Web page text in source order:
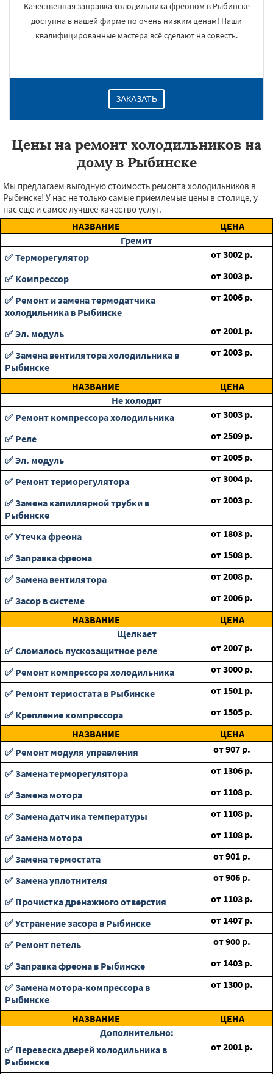
Качественная заправка холодильника фреоном в Рыбинске
доступна в нашей фирме по очень низким ценам! Наши
квалифицированные мастера всё сделают на совесть.
ЗАКАЗАТЬ
Цены на ремонт холодильников на
дому в Рыбинске
Мы предлагаем выгодную стоимость ремонта холодильников в
Рыбинске! У нас не только самые приемлемые цены в столице, у
нас ещё и самое лучшее качество услуг.
НАЗВАНИЕ
ЦЕНА
Гремит
✅ Терморегулятор
от3002 р.
✅ Компрессор
от3003 р.
✅ Ремонт и замена термодатчика
холодильника в Рыбинске
от2006 р.
✅ Эл. модуль от2001 р.
✅ Замена вентилятора холодильника в
Рыбинске
от2003 р.
НАЗВАНИЕ
ЦЕНА
Не холодит
✅ Ремонт компрессора холодильника
от3003 р.
✅ Реле
от2509 р.
✅ Эл. модуль
от2005 р.
✅ Ремонт терморегулятора
от3004 р.
✅ Замена капиллярной трубки в
Рыбинске
от2003 р.
✅ Утечка фреона от 1803 р.
✅ Заправка фреона
от 1508 р.
✅ Замена вентилятора
от2008 р.
✅ Засор в системе
от2006 р.
НАЗВАНИЕ
ЦЕНА
Щелкает
✅ Сломалось пускозащитное реле
от2007 р.
✅ Ремонт компрессора холодильника
от3000 р.
✅ Ремонт термостата в Рыбинске
от 1501 р.
✅ Крепление компрессора
от 1505 р.
НАЗВАНИЕ
ЦЕНА
✅ Ремонт модуля управления
от907 р.
✅ Замена терморегулятора
от 1306 р.
✅ Замена мотора
от 1108 р.
✅ Замена датчика температуры
от 1108 р.
✅ Замена мотора
от 1108 р.
✅ Замена термостата
от901 р.
✅ Замена уплотнителя
от906 р.
✅ Прочистка дренажного отверстия
от 1103 р.
✅ Устранение засора в Рыбинске
от 1407 р.
✅ Ремонт петель
от900 р.
✅ Заправка фреона в Рыбинске
от 1403 р.
✅ Замена мотора-компрессора в
Рыбинске
от 1300 р.
НАЗВАНИЕ
ЦЕНА
Дополнительно:
✅ Перевеска дверей холодильника в
Рыбинске
от2001 р.